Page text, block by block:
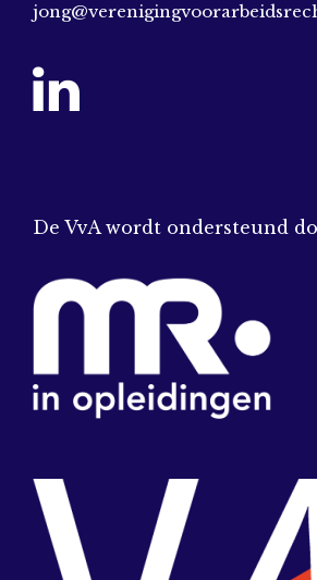
De VvA wordt ondersteund